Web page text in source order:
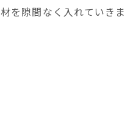
を隙間なく入れていきま